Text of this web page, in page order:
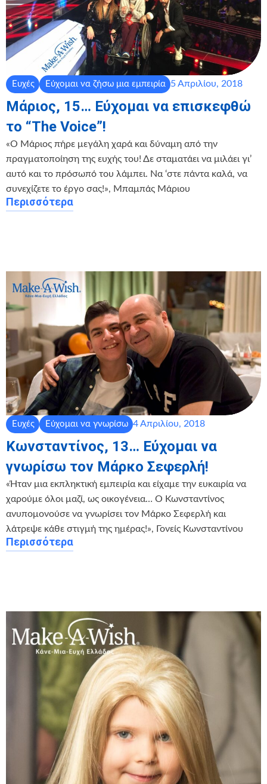
Ευχές Εύχομαι να ζήσω μια εμπειρία 5 Απριλίου, 2018
Μάριος, 15… Εύχομαι να επισκεφθώ
το “The Voice”!
«Ο Μάριος πήρε μεγάλη χαρά και δύναμη από την
πραγματοποίηση της ευχής του! Δε σταματάει να μιλάει γι’
αυτό και το πρόσωπό του λάμπει. Να ‘στε πάντα καλά, να
συνεχίζετε το έργο σας!», Μπαμπάς Μάριου
Περισσότερα
Ευχές Εύχομαι να γνωρίσω 4 Απριλίου, 2018
Κωνσταντίνος, 13… Εύχομαι να
γνωρίσω τον Μάρκο Σεφερλή!
«Ήταν μια εκπληκτική εμπειρία και είχαμε την ευκαιρία να
χαρούμε όλοι μαζί, ως οικογένεια… Ο Κωνσταντίνος
ανυπομονούσε να γνωρίσει τον Μάρκο Σεφερλή και
λάτρεψε κάθε στιγμή της ημέρας!», Γονείς Κωνσταντίνου
Περισσότερα